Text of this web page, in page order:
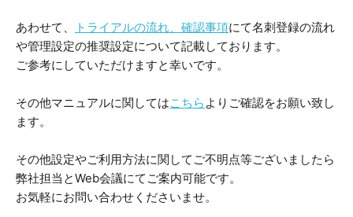
あわせて、 トライアルの流れ、確認事項にて名刺登録の流れ
や管理設定の推奨設定について記載しております。
ご参考にしていただけますと幸いです。
その他マニュアルに関してはこちら よりご確認をお願い致し
ます。
その他設定やご利用方法に関してご不明点等ございましたら
弊社担当とWeb会議にてご案内可能です。
お気軽にお問い合わせくださいませ。